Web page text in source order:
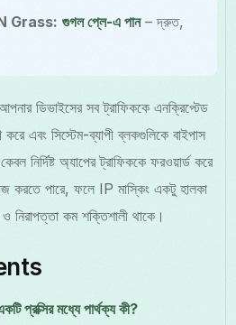
Grass: গুগল প্লে-এ পান– দ্রুত,
ডিভাইসের সব ট্রাফিককে এনক্রিপ্টেড
এবং সিস্টেম-ব্যাপী ব্লকগুলিকে বাইপাস
নির্দিষ্ট অ্যাপের ট্রাফিককে ফরওয়ার্ড করে
করতে পারে, ফলে IP মাস্কিং একটু হালকা
নিরাপত্তা কম শক্তিশালী থাকে।
মধ্যে পার্থক্য কী?